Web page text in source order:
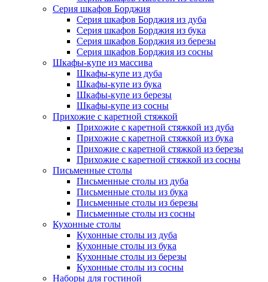
Серия шкафов Борджия
Серия шкафов Борджия из дуба
Серия шкафов Борджия из бука
Серия шкафов Борджия из березы
Серия шкафов Борджия из сосны
Шкафы-купе из массива
Шкафы-купе из дуба
Шкафы-купе из бука
Шкафы-купе из березы
Шкафы-купе из сосны
Прихожие с каретной стяжкой
Прихожие с каретной стяжкой из дуба
Прихожие с каретной стяжкой из бука
Прихожие с каретной стяжкой из березы
Прихожие с каретной стяжкой из сосны
Письменные столы
Письменные столы из дуба
Письменные столы из бука
Письменные столы из березы
Письменные столы из сосны
Кухонные столы
Кухонные столы из дуба
Кухонные столы из бука
Кухонные столы из березы
Кухонные столы из сосны
Наборы для гостиной